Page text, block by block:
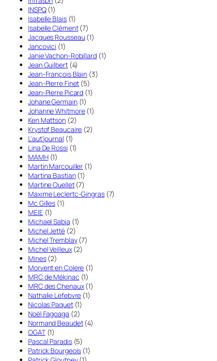
INSPQ(1)
Isabelle Blais(1)
Isabelle Clément(7)
Jacques Rousseau(1)
Jancovici (1)
Janie Vachon-Robillard(1)
Jean Guilbert(4)
Jean-François Blain (3)
Jean-Pierre Finet (5)
Jean-Pierre Picard (1)
Johane Germain(1)
Johanne Whitmore(1)
Ken Mattson(2)
Krystof Beaucaire (2)
L'aut'journal (1)
Lina De Rossi (1)
MAMH(1)
Martin Marcouiller (1)
Martina Bastian(1)
Martine Ouellet(7)
Maxime Leclertc-Gingras(7)
Mc Gilles (1)
MEIE(1)
Michael Sabia (1)
Michel Jetté(2)
Michel Tremblay(7)
Michel Veilleux(2)
Mines(2)
Morvent en Colere (1)
MRC de Mékinac (1)
MRC des Chenaux(1)
Nathalie Lefebvre (1)
Nicolas Paquet(1)
Noël Fagoaga (2)
Normand Beaudet(4)
OGAT(1)
Pascal Paradis(5)
Patrick Bourgeois (1)